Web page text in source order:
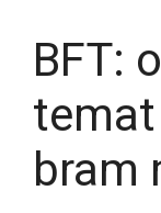
BFT:
bram